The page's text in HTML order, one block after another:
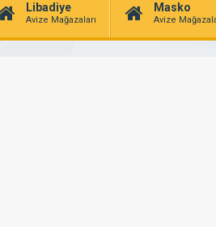
Libadiye
Avize Mağazaları
Masko
Avize